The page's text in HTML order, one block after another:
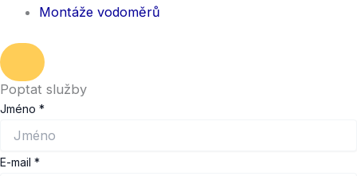
Montáže vodoměrů
Hamburger
Toggle
Menu
Poptat služby
Jméno *
E-mail *